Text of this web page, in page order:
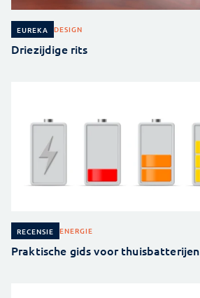
EUREKA DESIGN
Driezijdige rits
RECENSIE ENERGIE
Praktische gids voor thuisbatterijen